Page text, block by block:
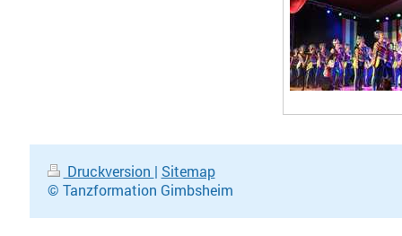
Druckversion | Sitemap
© Tanzformation Gimbsheim